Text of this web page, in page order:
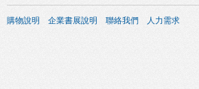
購物說明 企業書展說明 聯絡我們 人力需求